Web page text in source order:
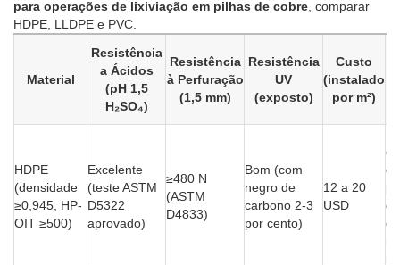
para operações de lixiviação em pilhas de cobre , comparar
HDPE, LLDPE e PVC.
Material
Resistência
a Ácidos
(pH 1,5
H₂SO₄)
Resistência
à Perfuração
(1,5 mm)
Resistência
UV
(exposto)
Custo
(instalado
por m²)
HDPE
(densidade
≥0,945, HP-
OIT ≥500)
Excelente
(teste ASTM
D5322
aprovado)
≥480 N
(ASTM
D4833)
Bom (com
negro de
carbono 2-3
por cento)
12 a 20
USD